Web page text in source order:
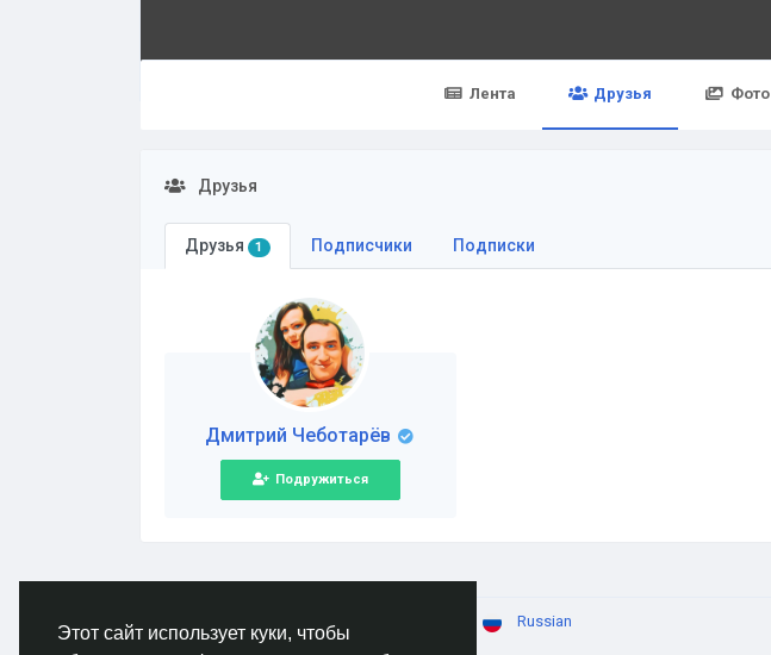
Этот сайт использует куки, чтобы
Лента Друзья Фото
Друзья
Друзья 1 Подписчики Подписки
Дмитрий Чеботарёв
Подружиться
© 2026 AnimeSocial.SU - Первая аниме сеть! Russian